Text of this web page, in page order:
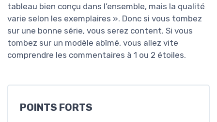
tableau bien conçu dans l’ensemble, mais la qualité
varie selon les exemplaires ». Donc si vous tombez
sur une bonne série, vous serez content. Si vous
tombez sur un modèle abîmé, vous allez vite
comprendre les commentaires à 1 ou 2 étoiles.
POINTS FORTS